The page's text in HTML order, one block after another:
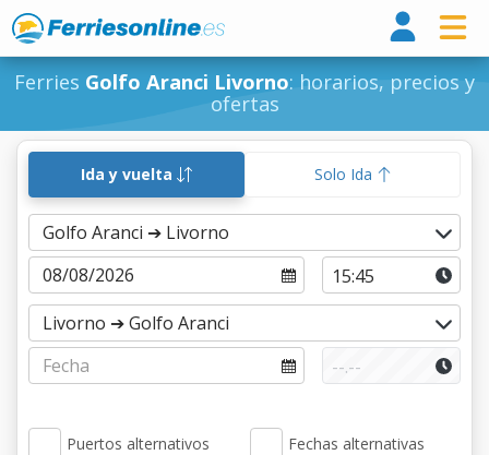
Ferries Golfo Aranci Livorno: horarios, precios y
ofertas
Ida y vuelta Solo Ida
Puertos alternativos Fechas alternativas